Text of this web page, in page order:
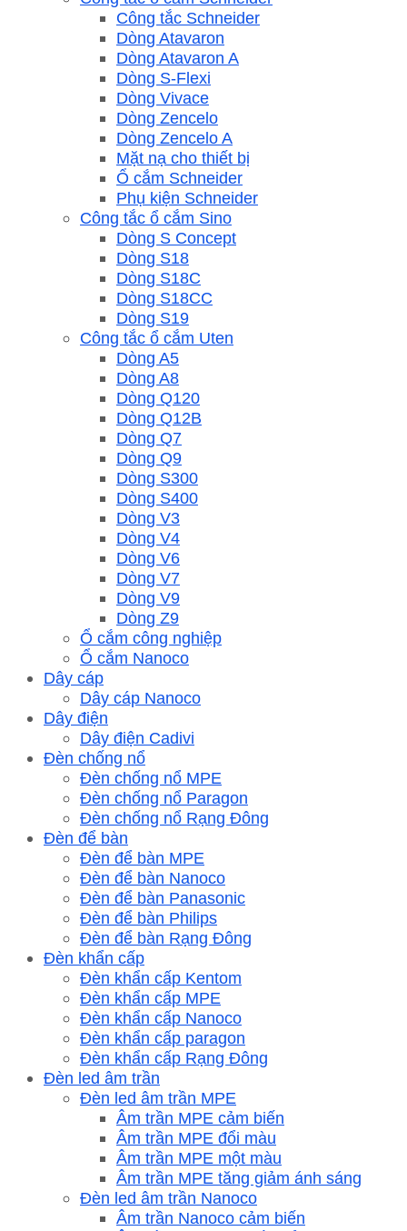
Công tắc Schneider
Dòng Atavaron
Dòng Atavaron A
Dòng S-Flexi
Dòng Vivace
Dòng Zencelo
Dòng Zencelo A
Mặt nạ cho thiết bị
Ổ cắm Schneider
Phụ kiện Schneider
Công tắc ổ cắm Sino
Dòng S Concept
Dòng S18
Dòng S18C
Dòng S18CC
Dòng S19
Công tắc ổ cắm Uten
Dòng A5
Dòng A8
Dòng Q120
Dòng Q12B
Dòng Q7
Dòng Q9
Dòng S300
Dòng S400
Dòng V3
Dòng V4
Dòng V6
Dòng V7
Dòng V9
Dòng Z9
Ổ cắm công nghiệp
Ổ cắm Nanoco
Dây cáp
Dây cáp Nanoco
Dây điện
Dây điện Cadivi
Đèn chống nổ
Đèn chống nổ MPE
Đèn chống nổ Paragon
Đèn chống nổ Rạng Đông
Đèn để bàn
Đèn để bàn MPE
Đèn để bàn Nanoco
Đèn để bàn Panasonic
Đèn để bàn Philips
Đèn để bàn Rạng Đông
Đèn khẩn cấp
Đèn khẩn cấp Kentom
Đèn khẩn cấp MPE
Đèn khẩn cấp Nanoco
Đèn khẩn cấp paragon
Đèn khẩn cấp Rạng Đông
Đèn led âm trần
Đèn led âm trần MPE
Âm trần MPE cảm biến
Âm trần MPE đổi màu
Âm trần MPE một màu
Âm trần MPE tăng giảm ánh sáng
Đèn led âm trần Nanoco
Âm trần Nanoco cảm biến